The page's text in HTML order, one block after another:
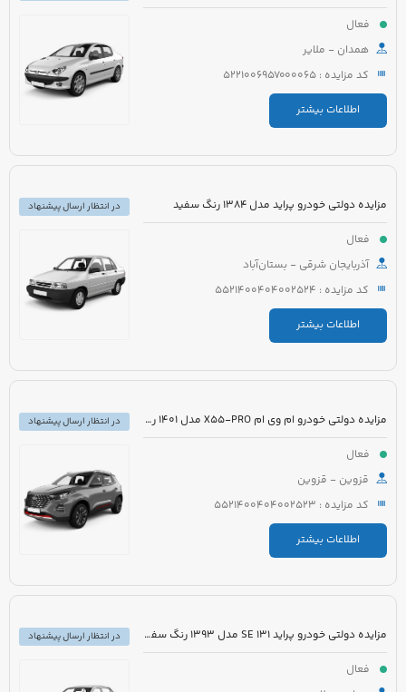
فعال
همدان - ملایر
کد مزایده : 5221006957000065
اطلاعات بیشتر
مزایده دولتی خودرو پراید مدل 1384 رنگ سفید
فعال
آذربایجان شرقی - بستان‌آباد
کد مزایده : 5521400404002524
اطلاعات بیشتر
در انتظار ارسال پیشنهاد
مزایده دولتی خودرو ام وی ام X55-PRO مدل 1401 رنگ مشکی متالیک
فعال
قزوین - قزوین
کد مزایده : 5521400404002523
اطلاعات بیشتر
در انتظار ارسال پیشنهاد
مزایده دولتی خودرو پراید 131 SE مدل 1393 رنگ سفید روغنی
فعال
در انتظار ارسال پیشنهاد